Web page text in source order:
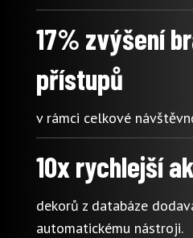
17% zvýšení
přístupů
v rámci celkové
10x rychlejší
dekorů z databáze
automatickému nástroji.